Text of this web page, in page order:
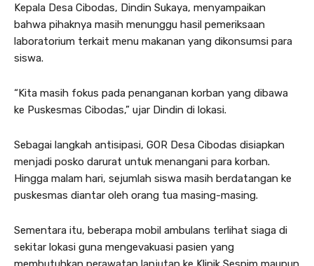
Kepala Desa Cibodas, Dindin Sukaya, menyampaikan
bahwa pihaknya masih menunggu hasil pemeriksaan
laboratorium terkait menu makanan yang dikonsumsi para
siswa.
“Kita masih fokus pada penanganan korban yang dibawa
ke Puskesmas Cibodas,” ujar Dindin di lokasi.
Sebagai langkah antisipasi, GOR Desa Cibodas disiapkan
menjadi posko darurat untuk menangani para korban.
Hingga malam hari, sejumlah siswa masih berdatangan ke
puskesmas diantar oleh orang tua masing-masing.
Sementara itu, beberapa mobil ambulans terlihat siaga di
sekitar lokasi guna mengevakuasi pasien yang